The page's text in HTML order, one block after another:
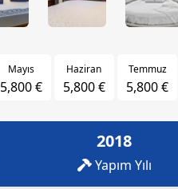
Mayıs
5,800 €
Haziran
5,800 €
Temmuz
5,800 €
2018
Yapım Yılı